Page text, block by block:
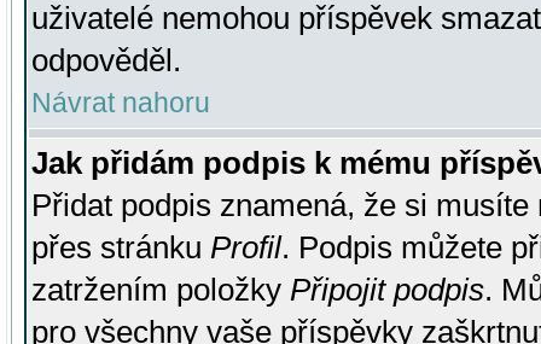
uživatelé nemohou příspěvek
odpověděl.
Návrat nahoru
Jak přidám podpis k mému
Přidat podpis znamená, že si
přes stránku Profil. Podpis můžete
zatržením položky Připojit podpis.
pro všechny vaše příspěvky